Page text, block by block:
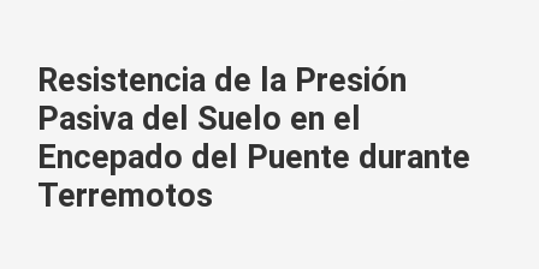
Resistencia de la Presión
Pasiva del Suelo en el
Encepado del Puente durante
Terremotos